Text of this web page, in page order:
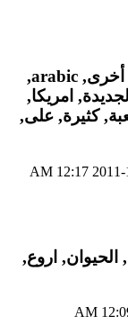
12:17 AM
12:09